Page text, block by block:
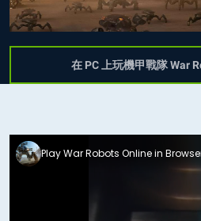
在 PC 上玩機甲戰隊 War